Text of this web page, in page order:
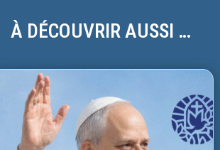
À DÉCOUVRIR AUSSI …